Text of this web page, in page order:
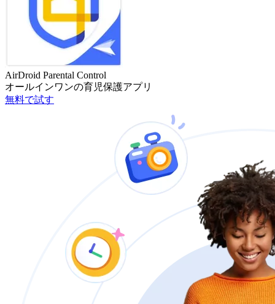
AirDroid Parental Control
オールインワンの育児保護アプリ
無料で試す